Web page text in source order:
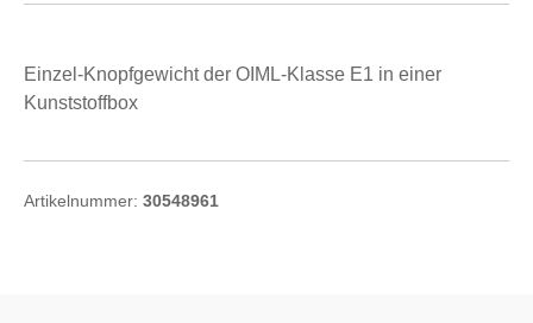
Einzel-Knopfgewicht der OIML-Klasse E1 in einer
Kunststoffbox
Artikelnummer: 30548961